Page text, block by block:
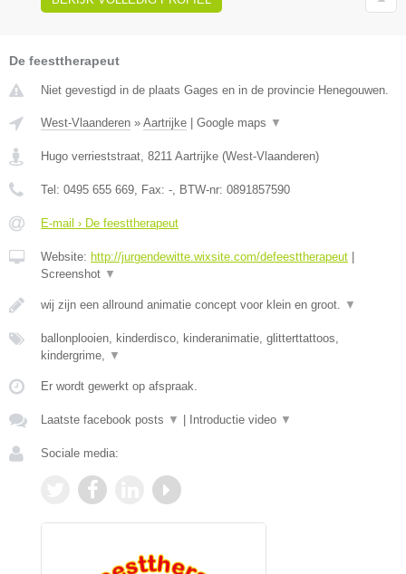
De feesttherapeut
Niet gevestigd in de plaats Gages en in de provincie Henegouwen.
West-Vlaanderen » Aartrijke | Google maps ▼
Hugo verrieststraat 8211 Aartrijke (West-Vlaanderen)
Tel: 0495 655 669 , Fax: - , BTW-nr: 0891857590
E-mail › De feesttherapeut
Website: http://jurgendewitte.wixsite.com/defeesttherapeut |
Screenshot ▼
wij zijn een allround animatie concept voor klein en groot. ▼
ballonplooien, kinderdisco, kinderanimatie, glitterttattoos,
kindergrime,
▼
Er wordt gewerkt op afspraak.
Laatste facebook posts ▼ | Introductie video ▼
Sociale media: